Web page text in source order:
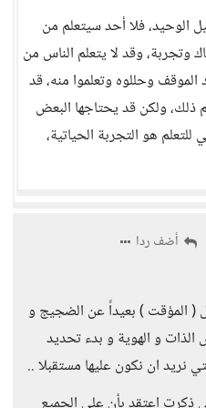
الوحيد، فلا أحد سيتعلم من
وتجربة، وقد لا يتعلم الناس من
الموقف وحللوه وتعلموا منه، قد
ذلك، ولكن قد يحتاجها البعض
هو التجربة الحياتية،
أضف ردا
( المؤقت ) بعيداً عن الضجيج و
و الهوية و بدء تحديد
نريد ان نكون عليها مستقبلا ..